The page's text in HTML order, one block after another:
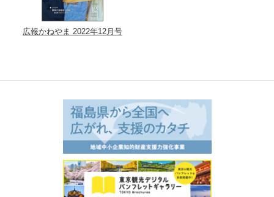
広報かねやま 2022年12月号